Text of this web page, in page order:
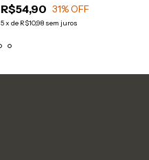
R$54,90 31% OFF
5x de R$10,98 sem juros